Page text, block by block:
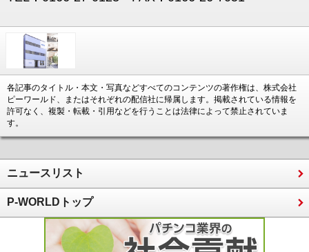
各記事のタイトル・本文・写真などすべてのコンテンツの著作権は、株式会社
ピーワールド、またはそれぞれの配信社に帰属します。掲載されている情報を
許可なく、複製・転載・引用などを行うことは法律によって禁止されていま
す。
ニュースリスト
P-WORLDトップ